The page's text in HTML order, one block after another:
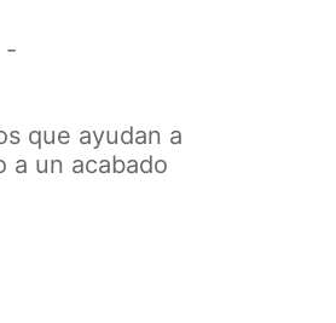
-
que ayudan a
a un acabado